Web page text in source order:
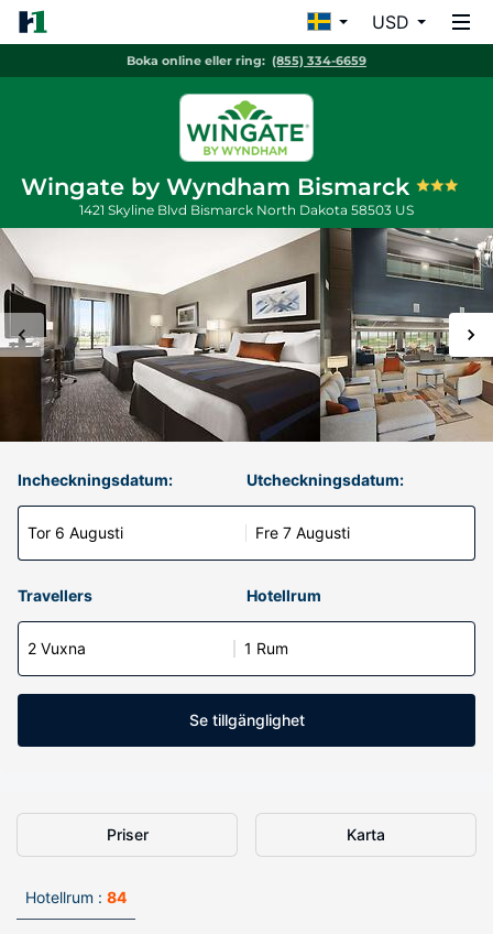
USD
Boka online eller ring: (855) 334-6659
Wingate by Wyndham Bismarck
1421 Skyline Blvd Bismarck North Dakota 58503 US
Incheckningsdatum:
Tor 6 Augusti
Utcheckningsdatum:
Fre 7 Augusti
Travellers Hotellrum
2 Vuxna 1 Rum
Se tillgänglighet
Priser Karta
Hotellrum : 84